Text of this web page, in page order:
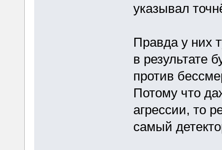
указывал
Правда у них
в результате
против
Потому что
агрессии, то
самый